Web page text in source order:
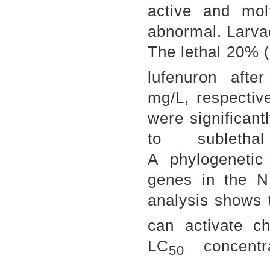
active and
abnormal.
The lethal 20%
lufenuron
mg/L,
were
to
A
genes inthe
analysis shows
can activate
LC50